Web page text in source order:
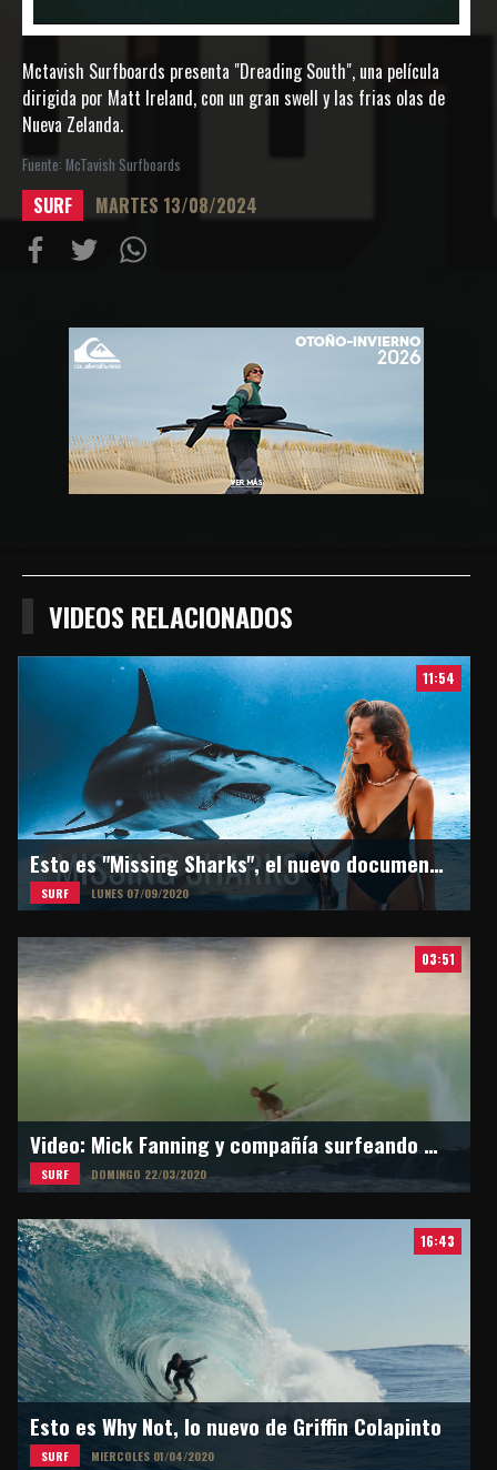
Mctavish Surfboards presenta "Dreading South", una película
dirigida por Matt Ireland, con un gran swell y las frias olas de
Nueva Zelanda.
Fuente: McTavish Surfboards
SURF MARTES 13/08/2024
FacebookTwitter
VIDEOS RELACIONADOS
11:54
Esto es "Missing Sharks", el nuevo documental de Martina Alvarez
SURF LUNES 07/09/2020
03:51
Video: Mick Fanning y compañía surfeando en Snapper Rocks
SURF DOMINGO 22/03/2020
16:43
Esto es Why Not, lo nuevo de Griffin Colapinto
SURF MIERCOLES 01/04/2020